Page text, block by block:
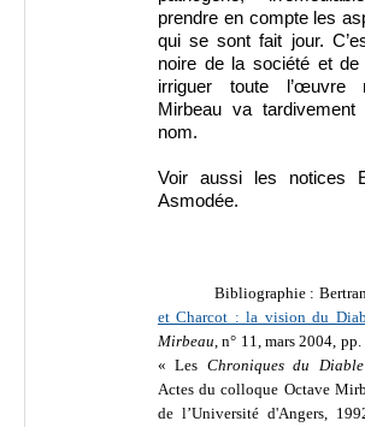
prendre en compte les
qui se sont fait jour.
noire de la société et de
irriguer toute l’œuvre
Mirbeau va
nom.
Voir aussi les notices
Asmodée.
Bibliographie :
et Charcot : la vision du
Mirbeau, n° 11, mars 2004,
« Les Chroniques du Diable
Actes du colloque Octave
de l’Université d'Angers,